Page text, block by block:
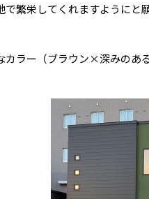
で繁栄してくれますようにと
カラー（ブラウン×深みのあ